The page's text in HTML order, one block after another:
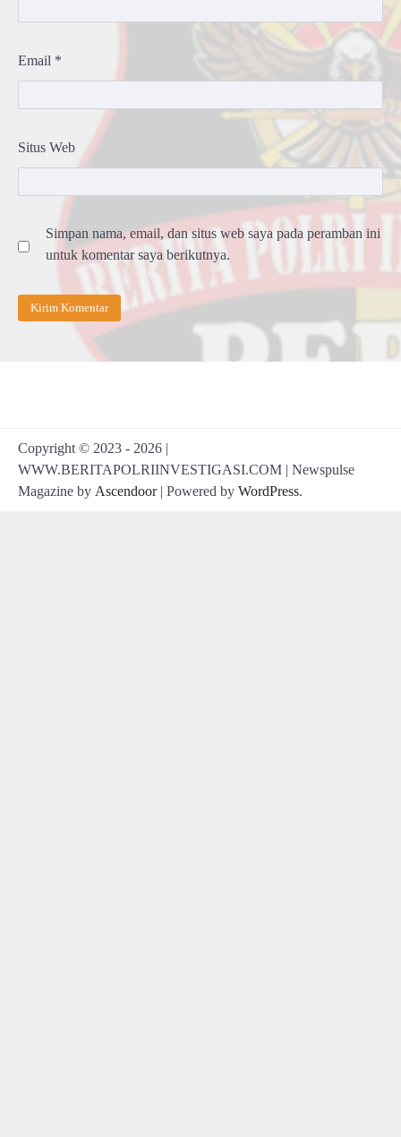
Email *
Situs Web
Simpan nama, email, dan situs web saya pada peramban ini
untuk komentar saya berikutnya.
Copyright © 2023 - 2026 |
WWW.BERITAPOLRIINVESTIGASI.COM | Newspulse
Magazine by Ascendoor| Powered by WordPress.